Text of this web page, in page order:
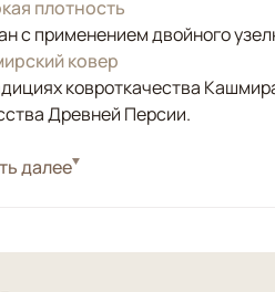
плотность
с применением двойного
ковер
ковроткачества
Древней Персии.
Классические
далее